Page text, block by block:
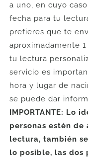
a uno, en cuyo
fecha para tu
prefieres que te
aproximadamente
tu lectura
servicio es
hora y lugar de
se puede dar
IMPORTANTE: Lo
personas estén de
lectura, también
lo posible, las dos